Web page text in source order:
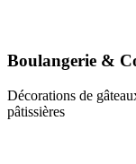
Boulangerie &
Décorations de
pâtissières